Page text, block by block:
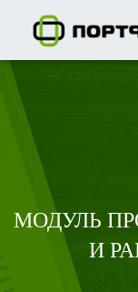
MОДУЛЬ
И